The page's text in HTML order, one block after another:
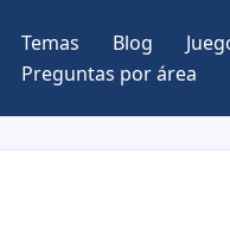
Temas Blog
Preguntas por área